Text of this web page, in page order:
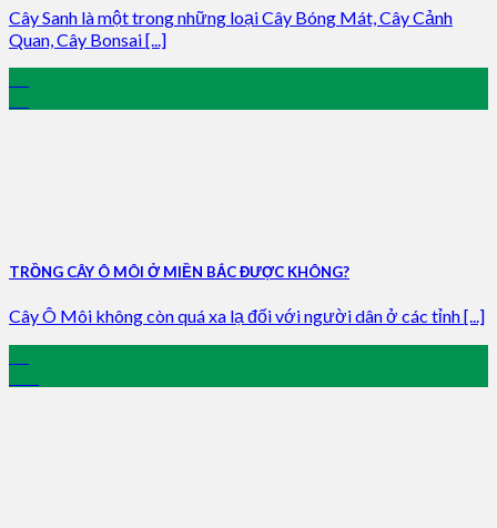
Cây Sanh là một trong những loại Cây Bóng Mát, Cây Cảnh
Quan, Cây Bonsai [...]
TRỒNG CÂY Ô MÔI Ở MIỀN BẮC ĐƯỢC KHÔNG?
Cây Ô Môi không còn quá xa lạ đối với người dân ở các tỉnh [...]